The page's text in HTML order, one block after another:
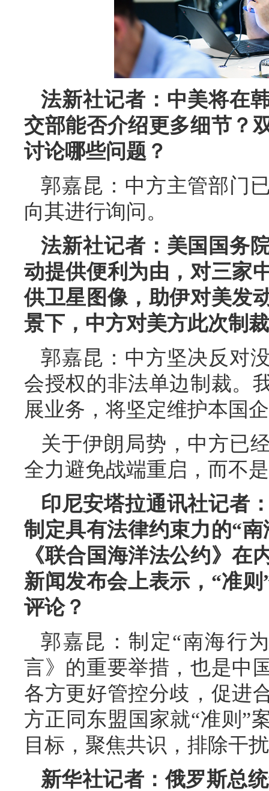
法新社记者：中美将在
交部能否介绍更多细节？
讨论哪些问题？
郭嘉昆：中方主管部门
向其进行询问。
法新社记者：美国国务
动提供便利为由，对三家
供卫星图像，助伊对美发
景下，中方对美方此次制
郭嘉昆：中方坚决反对
会授权的非法单边制裁。
展业务，将坚定维护本国
关于伊朗局势，中方已
全力避免战端重启，而不
印尼安塔拉通讯社记者
制定具有法律约束力的“
《联合国海洋法公约》在
新闻发布会上表示，“准
评论？
郭嘉昆：制定“南海行
言》的重要举措，也是中
各方更好管控分歧，促进
方正同东盟国家就“准则”
目标，聚焦共识，排除干
新华社记者：俄罗斯总